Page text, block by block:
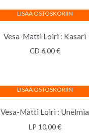
Vesa-Matti Loiri : Kasari
CD 6,00€
LISÄÄ OSTOSKORIIN
Vesa-Matti Loiri : Unelmia
LP 10,00€
LISÄÄ OSTOSKORIIN